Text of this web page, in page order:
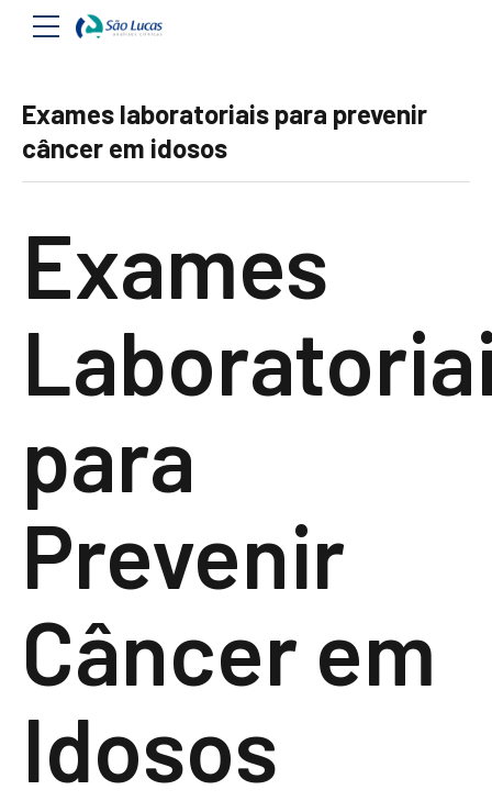
Exames laboratoriais para prevenir
câncer em idosos
Exames
para
Prevenir
Câncer em
Idosos